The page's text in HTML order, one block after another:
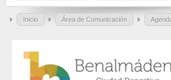
Inicio Área de Comunicación